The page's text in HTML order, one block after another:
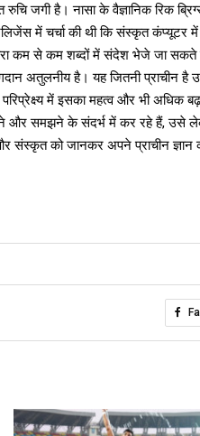
रुचि जगी है। नासा के वैज्ञानिक रिक
में चर्चा की थी कि संस्कृत कंप्यूटर
कम से कम शब्दों में संदेश भेजे जा सकते
अतुलनीय है। यह जितनी प्राचीन
परिप्रेक्ष्य में इसका महत्व और भी
समझने के संदर्भ में कर रहे हैं, उसे
संस्कृत को जानकर अपने प्राचीन ज्ञान